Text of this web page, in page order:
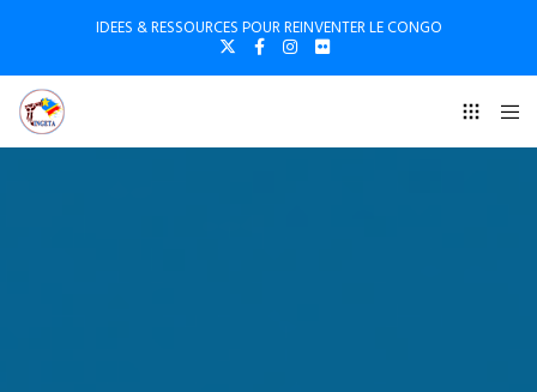
IDEES & RESSOURCES POUR REINVENTER LE CONGO